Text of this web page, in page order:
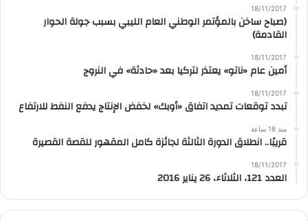
18/11/2017
(صباح ساخن بالمؤتمر الوطني العام الليبي بسبب جولة الحوار
القادمة)
18/11/2017
أمين عام «ناتو» يعتذر لتركيا بعد «حادثة» في النروج
18/11/2017
تبدد توقعات تمديد اتفاق «أوبك» لخفض الإنتاج يدفع النفط للارتفاع
منذ 18 ساعة
قريبًا.. انطلاق الدورة الثالثة لجائزة كامل المقهور للقصة القصيرة
18/11/2017
العدد 121، الثلاثاء، 26 يناير 2016